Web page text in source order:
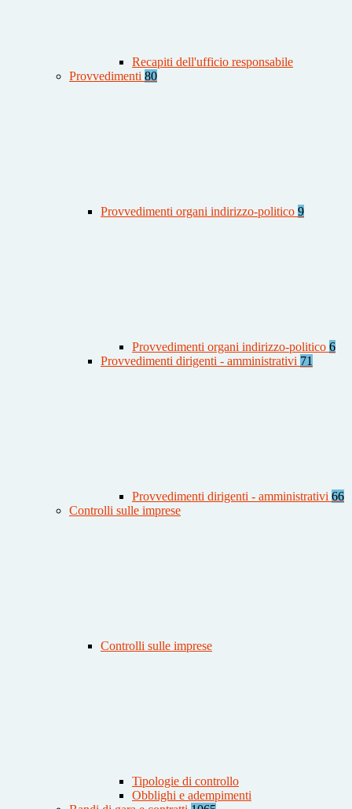
Recapiti dell'ufficio responsabile
Provvedimenti 80
Provvedimenti organi indirizzo-politico 9
Provvedimenti organi indirizzo-politico 6
Provvedimenti dirigenti - amministrativi 71
Provvedimenti dirigenti - amministrativi 66
Controlli sulle imprese
Controlli sulle imprese
Tipologie di controllo
Obblighi e adempimenti